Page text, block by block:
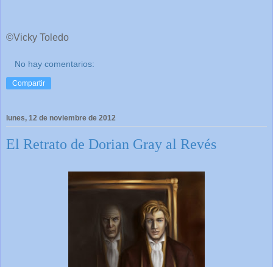
©Vicky Toledo
No hay comentarios:
Compartir
lunes, 12 de noviembre de 2012
El Retrato de Dorian Gray al Revés